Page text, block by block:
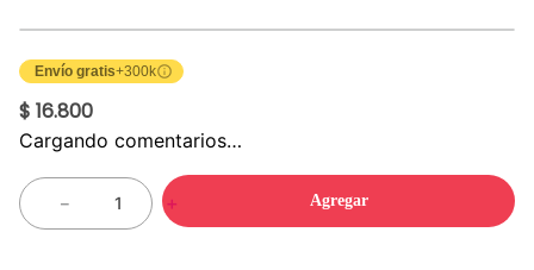
Envío gratis+300k
$ 16.800
Cargando comentarios…
＋
－ Agregar